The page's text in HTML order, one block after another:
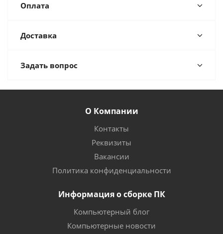
Оплата
Доставка
Задать вопрос
О Компании
Контакты
Реквизиты
Вакансии
Политика конфиденциальности
Информация о сборке ПК
Компьютерный блог
Компьютерные новости